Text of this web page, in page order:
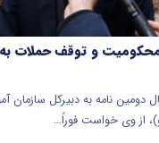
و توقف حملات
دومین نامه‌ به دبیرکل سازمان
از وی خواست فوراً…